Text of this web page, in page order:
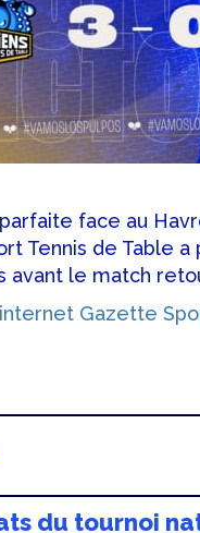
face au
Tennis de Table
avant le match
Gazette
du tournoi